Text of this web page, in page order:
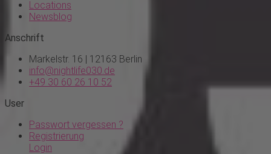
Locations
Newsblog
Anschrift
Markelstr. 16 | 12163 Berlin
info@nightlife030.de
+49 30 60 26 10 52
User
Passwort vergessen ?
Registrierung
Login